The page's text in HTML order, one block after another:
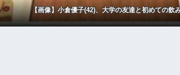
【画像】小倉優子(42)、大学の友達と初めての飲